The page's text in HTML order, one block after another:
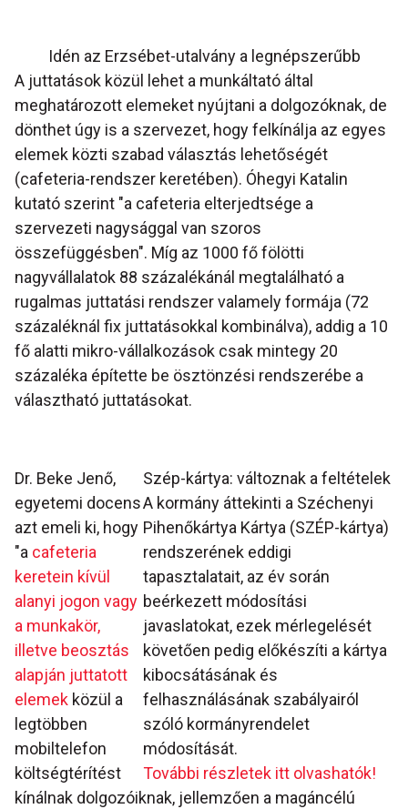
Idén az Erzsébet-utalvány a legnépszerűbb
A juttatások közül lehet a munkáltató által
meghatározott elemeket nyújtani a dolgozóknak, de
dönthet úgy is a szervezet, hogy felkínálja az egyes
elemek közti szabad választás lehetőségét
(cafeteria-rendszer keretében). Óhegyi Katalin
kutató szerint "a cafeteria elterjedtsége a
szervezeti nagysággal van szoros
összefüggésben". Míg az 1000 fő fölötti
nagyvállalatok 88 százalékánál megtalálható a
rugalmas juttatási rendszer valamely formája (72
százaléknál fix juttatásokkal kombinálva), addig a 10
fő alatti mikro-vállalkozások csak mintegy 20
százaléka építette be ösztönzési rendszerébe a
választható juttatásokat.
Szép-kártya: változnak a feltételek
A kormány áttekinti a Széchenyi
Pihenőkártya Kártya (SZÉP-kártya)
rendszerének eddigi
tapasztalatait, az év során
beérkezett módosítási
javaslatokat, ezek mérlegelését
követően pedig előkészíti a kártya
kibocsátásának és
felhasználásának szabályairól
szóló kormányrendelet
módosítását.
További részletek itt olvashatók!
Dr. Beke Jenő,
egyetemi docens
azt emeli ki, hogy
"a cafeteria
keretein kívül
alanyi jogon vagy
a munkakör,
illetve beosztás
alapján juttatott
elemek közül a
legtöbben
mobiltelefon
költségtérítést
kínálnak dolgozóiknak, jellemzően a magáncélú